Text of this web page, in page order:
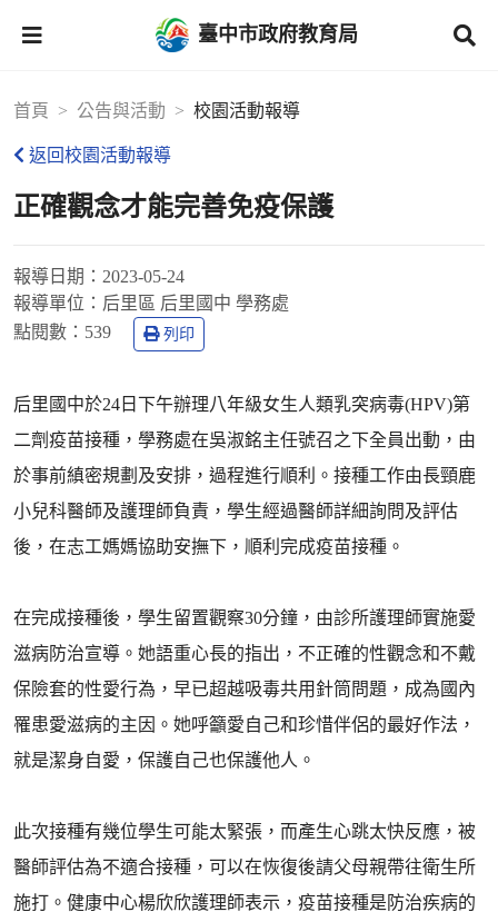
臺中市政府教育局
首頁 公告與活動 校園活動報導
返回校園活動報導
正確觀念才能完善免疫保護
報導日期： 2023-05-24
報導單位： 后里區 后里國中 學務處
點閱數： 539 列印
后里國中於24日下午辦理八年級女生人類乳突病毒(HPV)第
二劑疫苗接種，學務處在吳淑銘主任號召之下全員出動，由
於事前縝密規劃及安排，過程進行順利。接種工作由長頸鹿
小兒科醫師及護理師負責，學生經過醫師詳細詢問及評估
後，在志工媽媽協助安撫下，順利完成疫苗接種。
在完成接種後，學生留置觀察30分鐘，由診所護理師實施愛
滋病防治宣導。她語重心長的指出，不正確的性觀念和不戴
保險套的性愛行為，早已超越吸毒共用針筒問題，成為國內
罹患愛滋病的主因。她呼籲愛自己和珍惜伴侶的最好作法，
就是潔身自愛，保護自己也保護他人。
此次接種有幾位學生可能太緊張，而產生心跳太快反應，被
醫師評估為不適合接種，可以在恢復後請父母親帶往衛生所
施打。健康中心楊欣欣護理師表示，疫苗接種是防治疾病的